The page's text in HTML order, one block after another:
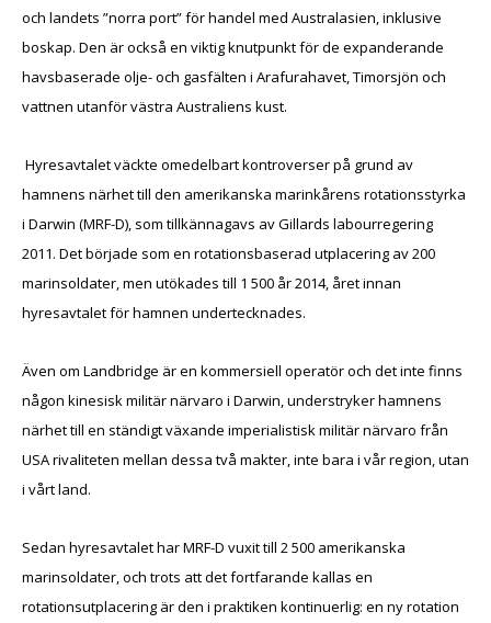
och landets ”norra port” för handel med Australasien, inklusive
boskap. Den är också en viktig knutpunkt för de expanderande
havsbaserade olje- och gasfälten i Arafurahavet, Timorsjön och
vattnen utanför västra Australiens kust.
Hyresavtalet väckte omedelbart kontroverser på grund av
hamnens närhet till den amerikanska marinkårens rotationsstyrka
i Darwin (MRF-D), som tillkännagavs av Gillards labourregering
2011. Det började som en rotationsbaserad utplacering av 200
marinsoldater, men utökades till 1 500 år 2014, året innan
hyresavtalet för hamnen undertecknades.
Även om Landbridge är en kommersiell operatör och det inte finns
någon kinesisk militär närvaro i Darwin, understryker hamnens
närhet till en ständigt växande imperialistisk militär närvaro från
USA rivaliteten mellan dessa två makter, inte bara i vår region, utan
i vårt land.
Sedan hyresavtalet har MRF-D vuxit till 2 500 amerikanska
marinsoldater, och trots att det fortfarande kallas en
rotationsutplacering är den i praktiken kontinuerlig: en ny rotation